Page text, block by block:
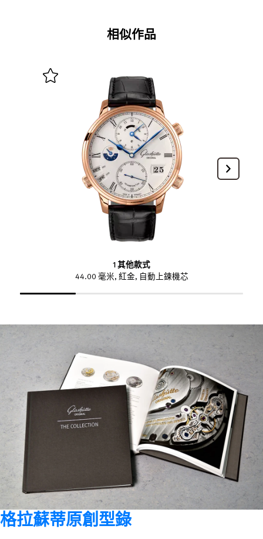
相似作品
1 其他款式
44.00 毫米, 紅金, 自動上鍊機芯
格拉蘇蒂原創型錄